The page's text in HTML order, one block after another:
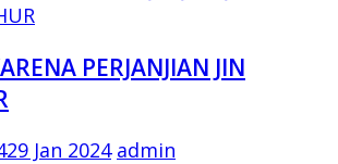
PERJANJIAN JIN
29 Jan 2024 admin